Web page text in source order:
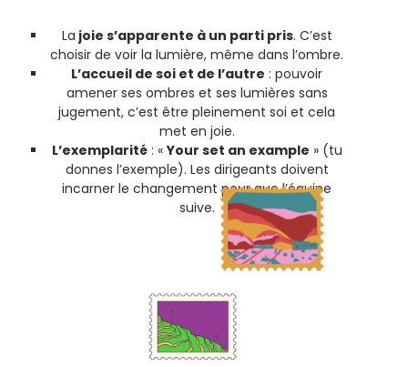
La joie s’apparente à un parti pris. C’est
choisir de voir la lumière, même dans l’ombre.
L’accueil de soi et de l’autre : pouvoir
amener ses ombres et ses lumières sans
jugement, c’est être pleinement soi et cela
met en joie.
L’exemplarité: «Your set an example » (tu
donnes l’exemple). Les dirigeants doivent
incarner le changement pour que l’équipe
suive.